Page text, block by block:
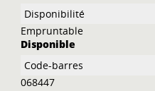
Empruntable
Disponible
068447